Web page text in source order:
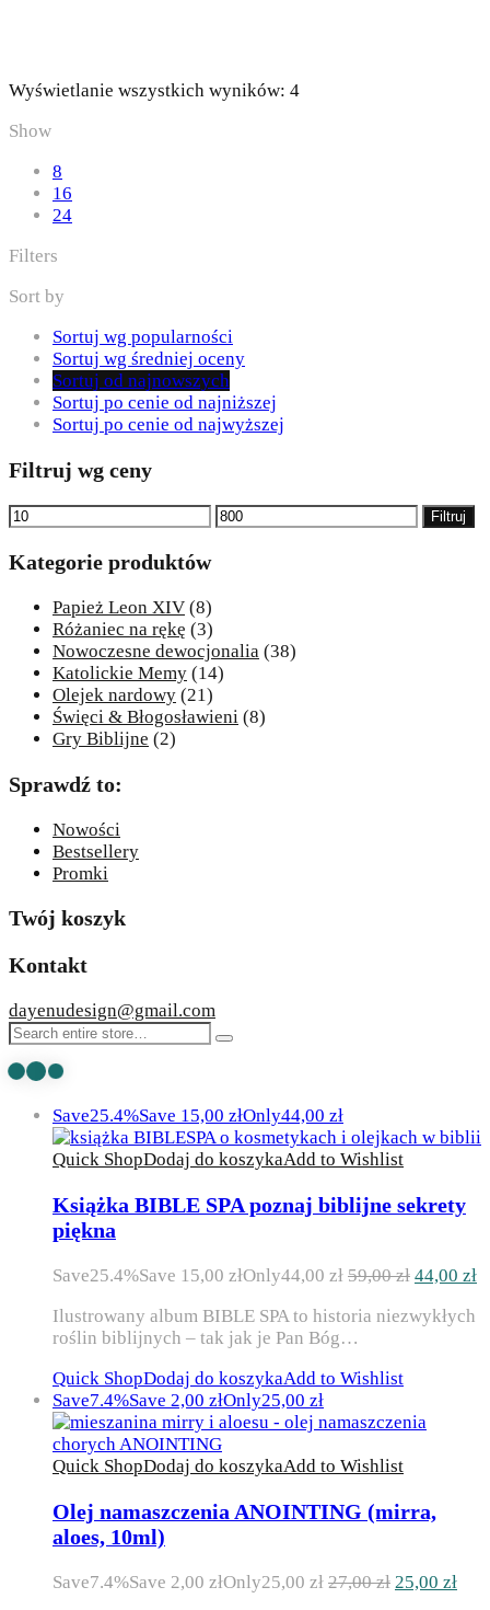
Wyświetlanie wszystkich wyników: 4Posortowane
Show
8
16
24
Filters
Sort by
Sortuj wg popularności
Sortuj wg średniej oceny
Sortuj od najnowszych
Sortuj po cenie od najniższej
Sortuj po cenie od najwyższej
Filtruj wg ceny
Cena
Cena
Filtruj
Kategorie produktów
Papież Leon XIV (8)
Różaniec na rękę (3)
Nowoczesne dewocjonalia (38)
Katolickie Memy (14)
Olejek nardowy (21)
Święci & Błogosławieni (8)
Gry Biblijne (2)
Sprawdź to:
Nowości
Bestsellery
Promki
Twój koszyk
Kontakt
dayenudesign@gmail.com
Save25.4%Save 15,00 złOnly44,00 zł
Quick ShopDodaj do koszykaAdd to Wishlist
Książka BIBLE SPA poznaj biblijne sekrety
piękna
Save25.4%Save 15,00 złOnly44,00 zł 59,00zł Pierwotna
wynosiła:
44,00 zł
Ilustrowany album BIBLE SPA to historia niezwykłych
roślin biblijnych – tak jak je Pan Bóg…
Quick ShopDodaj do koszykaAdd to Wishlist
Save7.4%Save 2,00 złOnly25,00 zł
Quick ShopDodaj do koszykaAdd to Wishlist
Olej namaszczenia ANOINTING (mirra,
aloes, 10ml)
Save7.4%Save 2,00 złOnly25,00 zł 27,00zł Pierwotna
25,00 zł